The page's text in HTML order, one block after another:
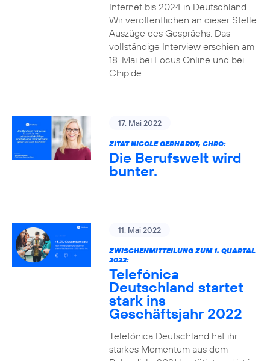
Internet bis 2024 in Deutschland.
Wir veröffentlichen an dieser Stelle
Auszüge des Gesprächs. Das
vollständige Interview erschien am
18. Mai bei Focus Online und bei
Chip.de.
17. Mai 2022
ZITAT NICOLE GERHARDT, CHRO:
Die Berufswelt wird
bunter.
11. Mai 2022
ZWISCHENMITTEILUNG ZUM 1. QUARTAL
2022:
Telefónica
Deutschland startet
stark ins
Geschäftsjahr 2022
Telefónica Deutschland hat ihr
starkes Momentum aus dem